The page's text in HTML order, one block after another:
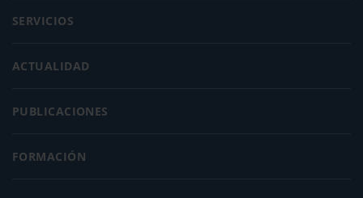
SERVICIOS
ACTUALIDAD
PUBLICACIONES
FORMACIÓN